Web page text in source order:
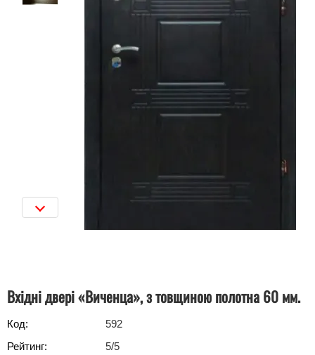
Вхідні двері «Виченца», з товщиною полотна 60 мм.
Код:
592
Рейтинг:
5/5